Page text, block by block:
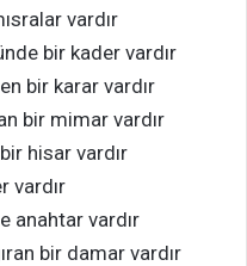
vardır
bir kader vardır
bir karar vardır
bir mimar vardır
hisar vardır
vardır
anahtar vardır
bir damar vardır